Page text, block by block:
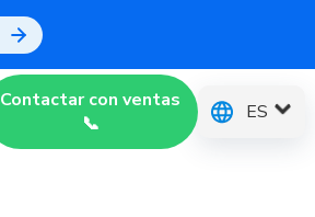
Contactar con ventas
📞
ES